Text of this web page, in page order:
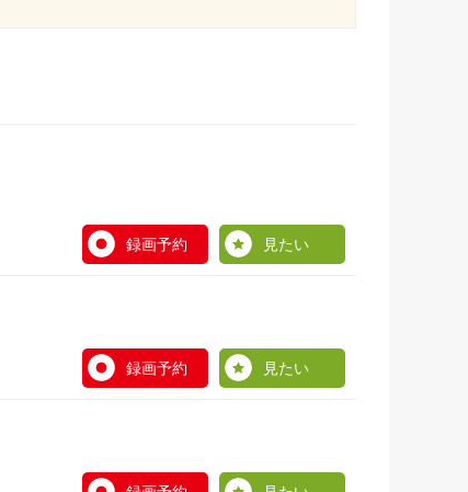
録画予約 見たい
録画予約 見たい